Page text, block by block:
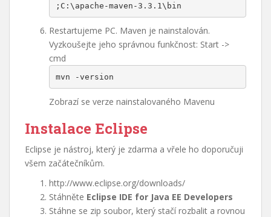
;C:\apache-maven-3.3.1\bin
Restartujeme PC. Maven je nainstalován.
Vyzkoušejte jeho správnou funkčnost: Start ->
cmd
mvn -version
Zobrazí se verze nainstalovaného Mavenu
Instalace Eclipse
Eclipse je nástroj, který je zdarma a vřele ho doporučuji
všem začátečníkům.
http://www.eclipse.org/downloads/
Stáhněte Eclipse IDE for Java EE Developers
Stáhne se zip soubor, který stačí rozbalit a rovnou